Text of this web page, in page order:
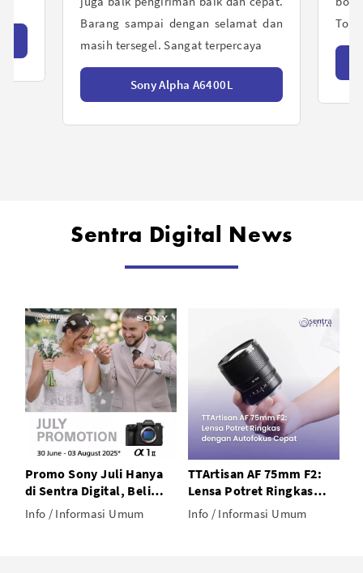
dan
Top lah
Sentra Digital News
TTArtisan AF 75mm F2:
Lensa Potret Ringkas
dengan Autofokus Cepat
Info / Informasi Umum
Kelebihan Saramonic
Blink 500 T4: Mikrofon
Wireless Andal untuk
Konten Berkualitas
Info / Informasi Umum